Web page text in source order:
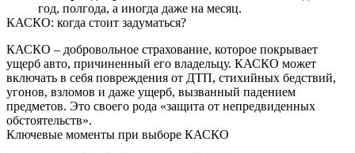
год, полгода, а иногда даже на месяц.
КАСКО: когда стоит задуматься?
КАСКО – добровольное страхование, которое покрывает
ущерб авто, причиненный его владельцу. КАСКО может
включать в себя повреждения от ДТП, стихийных бедствий,
угонов, взломов и даже ущерб, вызванный падением
предметов. Это своего рода «защита от непредвиденных
обстоятельств».
Ключевые моменты при выборе КАСКО